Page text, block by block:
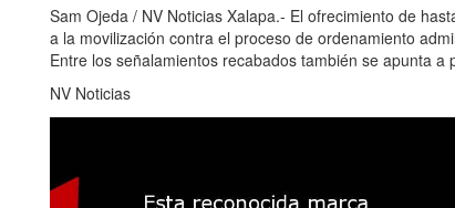
Sam Ojeda / NV Noticias Xalapa.- El ofrecimiento de
a la movilización contra el proceso de ordenamiento
Entre los señalamientos recabados también se apunta a
NV Noticias